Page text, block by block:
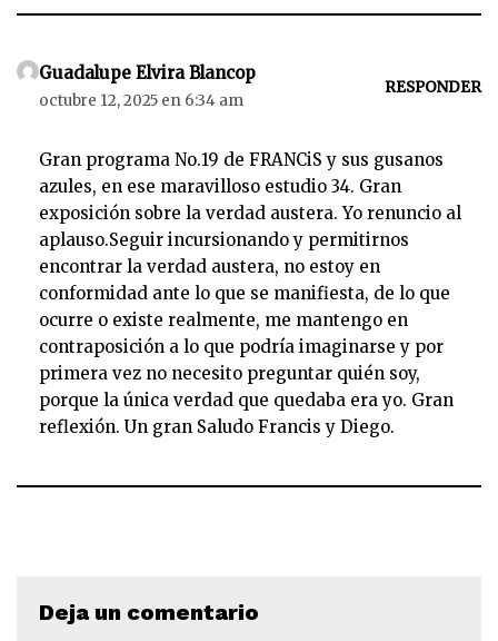
Guadalupe Elvira Blancop
octubre 12, 2025 en 6:34 am
RESPONDER
Gran programa No.19 de FRANCiS y sus gusanos
azules, en ese maravilloso estudio 34. Gran
exposición sobre la verdad austera. Yo renuncio al
aplauso.Seguir incursionando y permitirnos
encontrar la verdad austera, no estoy en
conformidad ante lo que se manifiesta, de lo que
ocurre o existe realmente, me mantengo en
contraposición a lo que podría imaginarse y por
primera vez no necesito preguntar quién soy,
porque la única verdad que quedaba era yo. Gran
reflexión. Un gran Saludo Francis y Diego.
Deja un comentario